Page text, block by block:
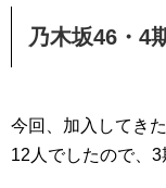
乃木坂46・4
今回、加入してき
12人でしたので、3